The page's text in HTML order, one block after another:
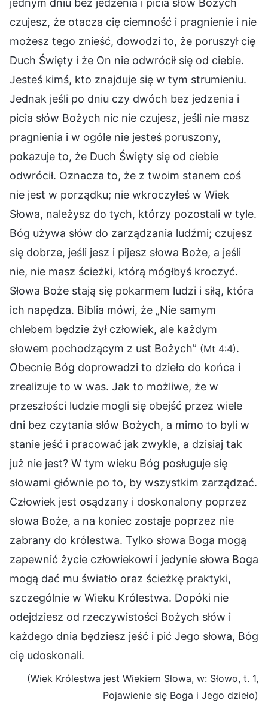
czujesz, że otacza cię ciemność i pragnienie i nie
możesz tego znieść, dowodzi to, że poruszył cię
Duch Święty i że On nie odwrócił się od ciebie.
Jesteś kimś, kto znajduje się w tym strumieniu.
Jednak jeśli po dniu czy dwóch bez jedzenia i
picia słów Bożych nic nie czujesz, jeśli nie masz
pragnienia i w ogóle nie jesteś poruszony,
pokazuje to, że Duch Święty się od ciebie
odwrócił. Oznacza to, że z twoim stanem coś
nie jest w porządku; nie wkroczyłeś w Wiek
Słowa, należysz do tych, którzy pozostali w tyle.
Bóg używa słów do zarządzania ludźmi; czujesz
się dobrze, jeśli jesz i pijesz słowa Boże, a jeśli
nie, nie masz ścieżki, którą mógłbyś kroczyć.
Słowa Boże stają się pokarmem ludzi i siłą, która
ich napędza. Biblia mówi, że „Nie samym
chlebem będzie żył człowiek, ale każdym
słowem pochodzącym z ust Bożych” (Mt 4:4).
Obecnie Bóg doprowadzi to dzieło do końca i
zrealizuje to w was. Jak to możliwe, że w
przeszłości ludzie mogli się obejść przez wiele
dni bez czytania słów Bożych, a mimo to byli w
stanie jeść i pracować jak zwykle, a dzisiaj tak
już nie jest? W tym wieku Bóg posługuje się
słowami głównie po to, by wszystkim zarządzać.
Człowiek jest osądzany i doskonalony poprzez
słowa Boże, a na koniec zostaje poprzez nie
zabrany do królestwa. Tylko słowa Boga mogą
zapewnić życie człowiekowi i jedynie słowa Boga
mogą dać mu światło oraz ścieżkę praktyki,
szczególnie w Wieku Królestwa. Dopóki nie
odejdziesz od rzeczywistości Bożych słów i
każdego dnia będziesz jeść i pić Jego słowa, Bóg
cię udoskonali.
(Wiek Królestwa jest Wiekiem Słowa, w: Słowo, t. 1,
Pojawienie się Boga i Jego dzieło)